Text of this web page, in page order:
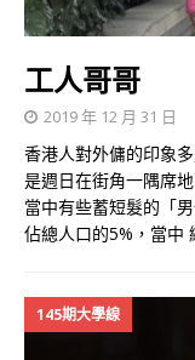
工人哥哥
2019 年 12 月 31 日
香港人對外傭的印象
是週日在街角一隅席
當中有些蓄短髮的「
佔總人口的5%，當中
145期大學線